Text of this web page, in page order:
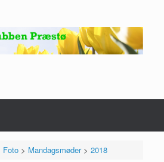
Foto> Mandagsmøder> 2018